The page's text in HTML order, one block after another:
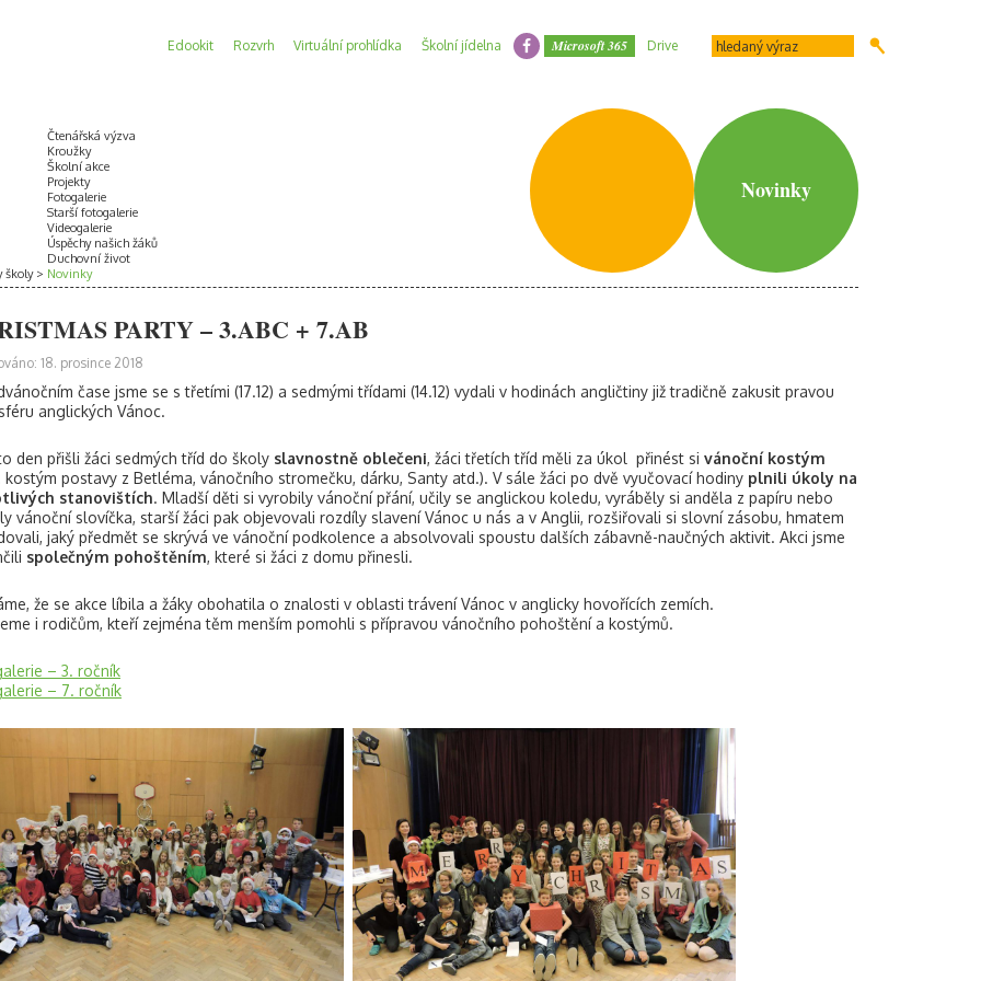
Edookit Rozvrh Virtuální prohlídka Školní jídelna Microsoft 365 Drive
školy
Čtenářská výzva
Kroužky
Školní akce
Projekty
Fotogalerie
Starší fotogalerie
Videogalerie
Úspěchy našich žáků
Duchovní život
Novinky
Novinky
PARTY – 3.ABC + 7.AB
18. prosince 2018
čase jsme se s třetími (17.12) a sedmými třídami (14.12) vydali v hodinách angličtiny již tradičně zakusit pravou
anglických Vánoc.
den přišli žáci sedmých tříd do školy slavnostně oblečeni, žáci třetích tříd měli za úkol přinést si vánoční kostým
kostým postavy z Betléma, vánočního stromečku, dárku, Santy atd.). V sále žáci po dvě vyučovací hodiny plnili úkoly na
stanovištích. Mladší děti si vyrobily vánoční přání, učily se anglickou koledu, vyráběly si anděla z papíru nebo
vánoční slovíčka, starší žáci pak objevovali rozdíly slavení Vánoc u nás a v Anglii, rozšiřovali si slovní zásobu, hmatem
jaký předmět se skrývá ve vánoční podkolence a absolvovali spoustu dalších zábavně-naučných aktivit. Akci jsme
společným pohoštěním, které si žáci z domu přinesli.
že se akce líbila a žáky obohatila o znalosti v oblasti trávení Vánoc v anglicky hovořících zemích.
i rodičům, kteří zejména těm menším pomohli s přípravou vánočního pohoštění a kostýmů.
– 3. ročník
– 7. ročník